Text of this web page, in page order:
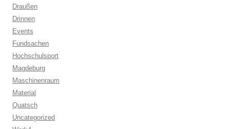
Draußen
Drinnen
Events
Fundsachen
Hochschulsport
Magdeburg
Maschinenraum
Material
Quatsch
Uncategorized